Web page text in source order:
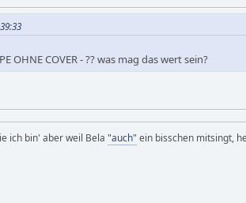
OHNE COVER - ?? was mag das wert sein?
ich bin' aber weil Bela "auch" ein bisschen mitsingt,